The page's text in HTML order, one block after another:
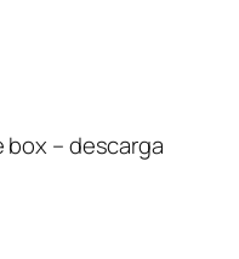
– descarga